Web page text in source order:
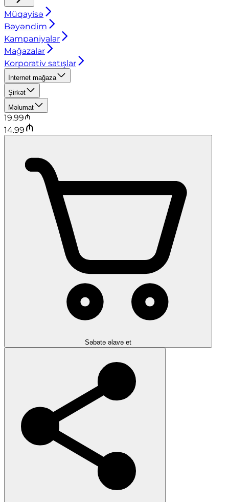
Müqayisə
Bəyəndim
Kampaniyalar
Mağazalar
Korporativ satışlar
İnternet mağaza
Şirkət
Məlumat
19.99
14.99
Səbətə əlavə et